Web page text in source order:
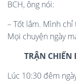
BCH, ông nói:
– Tốt lắm. Mình
Mọi chuyện ngày
TRẬN CHIẾN
Lúc 10:30 đêm